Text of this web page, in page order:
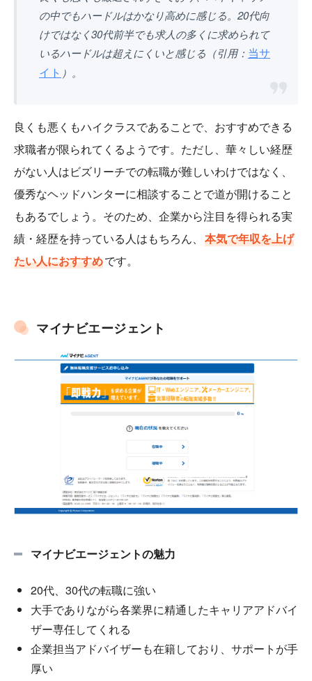
の中でもハードルはかなり高めに感じる。20代向
けではなく30代前半でも求人の多くに求められて
いるハードルは超えにくいと感じる（引用： 当サ
イト ）。
良くも悪くもハイクラスであることで、おすすめできる
求職者が限られてくるようです。ただし、華々しい経歴
がない人はビズリーチでの転職が難しいわけではなく、
優秀なヘッドハンターに相談することで道が開けること
もあるでしょう。そのため、企業から注目を得られる実
績・経歴を持っている人はもちろん、 本気で年収を上げ
たい人におすすめです。
マイナビエージェント
マイナビエージェントの魅力
20代、30代の転職に強い
大手でありながら各業界に精通したキャリアアドバイ
ザー専任してくれる
企業担当アドバイザーも在籍しており、サポートが手
厚い